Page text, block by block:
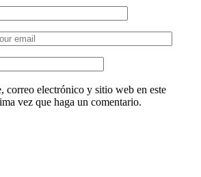
correo electrónico y sitio web en este
vez que haga un comentario.